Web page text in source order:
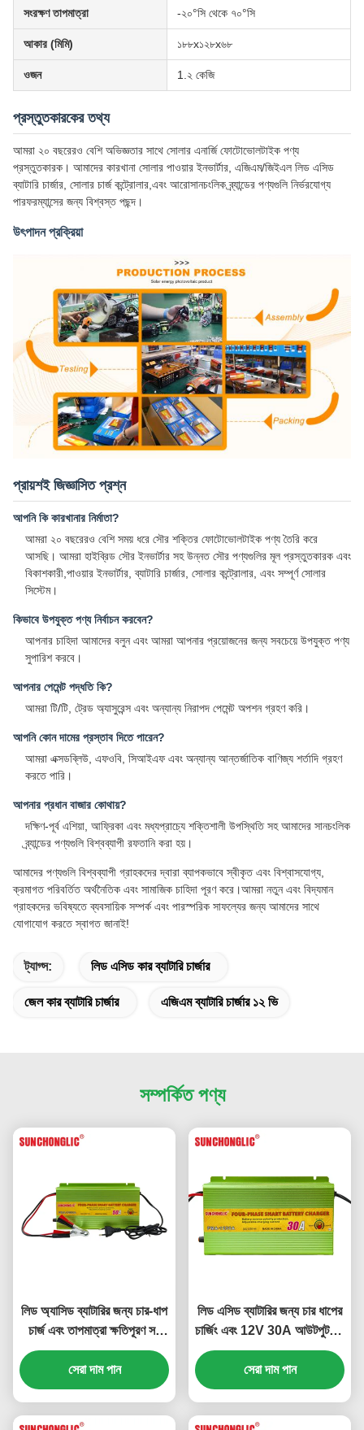
সংরক্ষণ তাপমাত্রা -২০°সি থেকে ৭০°সি
আকার (মিমি) ১৮৮x১২৮x৬৮
ওজন 1.২ কেজি
প্রস্তুতকারকের তথ্য
আমরা ২০ বছরেরও বেশি অভিজ্ঞতার সাথে সোলার এনার্জি ফোটোভোলটাইক পণ্য
প্রস্তুতকারক। আমাদের কারখানা সোলার পাওয়ার ইনভার্টার, এজিএম/জিইএল লিড এসিড
ব্যাটারি চার্জার, সোলার চার্জ কন্ট্রোলার,এবং আরোসানচংলিক ব্র্যান্ডের পণ্যগুলি নির্ভরযোগ্য
পারফরম্যান্সের জন্য বিশ্বস্ত পছন্দ।
উৎপাদন প্রক্রিয়া
প্রায়শই জিজ্ঞাসিত প্রশ্ন
আপনি কি কারখানার নির্মাতা?
আমরা ২০ বছরেরও বেশি সময় ধরে সৌর শক্তির ফোটোভোলটাইক পণ্য তৈরি করে
আসছি। আমরা হাইব্রিড সৌর ইনভার্টার সহ উন্নত সৌর পণ্যগুলির মূল প্রস্তুতকারক এবং
বিকাশকারী,পাওয়ার ইনভার্টার, ব্যাটারি চার্জার, সোলার কন্ট্রোলার, এবং সম্পূর্ণ সোলার
সিস্টেম।
কিভাবে উপযুক্ত পণ্য নির্বাচন করবেন?
আপনার চাহিদা আমাদের বলুন এবং আমরা আপনার প্রয়োজনের জন্য সবচেয়ে উপযুক্ত পণ্য
সুপারিশ করবে।
আপনার পেমেন্ট পদ্ধতি কি?
আমরা টি/টি, ট্রেড অ্যাসুরেন্স এবং অন্যান্য নিরাপদ পেমেন্ট অপশন গ্রহণ করি।
আপনি কোন দামের প্রস্তাব দিতে পারেন?
আমরা এক্সডব্লিউ, এফওবি, সিআইএফ এবং অন্যান্য আন্তর্জাতিক বাণিজ্য শর্তাদি গ্রহণ
করতে পারি।
আপনার প্রধান বাজার কোথায়?
দক্ষিণ-পূর্ব এশিয়া, আফ্রিকা এবং মধ্যপ্রাচ্যে শক্তিশালী উপস্থিতি সহ আমাদের সানচংলিক
ব্র্যান্ডের পণ্যগুলি বিশ্বব্যাপী রফতানি করা হয়।
আমাদের পণ্যগুলি বিশ্বব্যাপী গ্রাহকদের দ্বারা ব্যাপকভাবে স্বীকৃত এবং বিশ্বাসযোগ্য,
ক্রমাগত পরিবর্তিত অর্থনৈতিক এবং সামাজিক চাহিদা পূরণ করে।আমরা নতুন এবং বিদ্যমান
গ্রাহকদের ভবিষ্যতে ব্যবসায়িক সম্পর্ক এবং পারস্পরিক সাফল্যের জন্য আমাদের সাথে
যোগাযোগ করতে স্বাগত জানাই!
ট্যাগ্স: লিড এসিড কার ব্যাটারি চার্জার
জেল কার ব্যাটারি চার্জার এজিএম ব্যাটারি চার্জার ১২ ভি
সম্পর্কিত পণ্য
লিড অ্যাসিড ব্যাটারির জন্য চার-ধাপ
চার্জ এবং তাপমাত্রা ক্ষতিপূরণ সহ
12V 50A AGM GEL ব্যাটারি
চার্জার
সেরা দাম পান
লিড এসিড ব্যাটারির জন্য চার ধাপের
চার্জিং এবং 12V 30A আউটপুট সহ
AC 220V AGM GEL ব্যাটারি
চার্জার
সেরা দাম পান